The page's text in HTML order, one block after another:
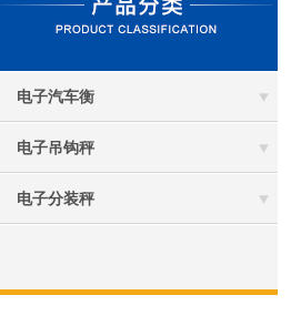
电子汽车衡
电子吊钩秤
电子分装秤